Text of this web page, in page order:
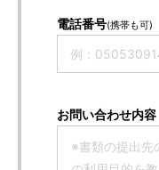
電話番号(携帯も可)
お問い合わせ内容